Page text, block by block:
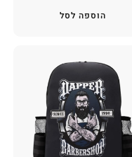
הוספה לסל